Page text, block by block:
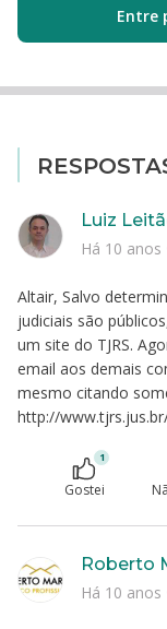
Entre
Altair, Salvo
judiciais são
um site do TJRS.
email aos demais
mesmo citando
http://
Luiz
Há 10 anos
1
Gostei
Roberto
Há 10 anos